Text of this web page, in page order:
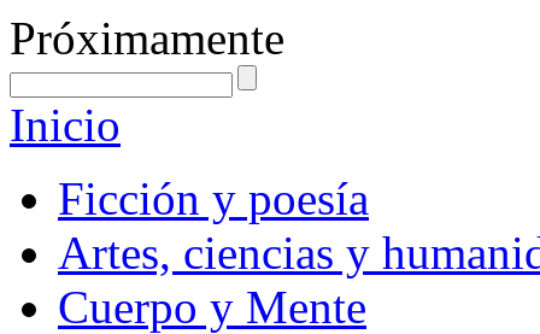
Próximamente
Inicio
Ficción y poesía
Artes, ciencias y
Cuerpo y Mente